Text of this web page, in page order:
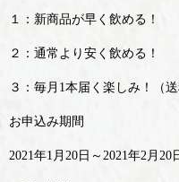
１：新商品が早く飲める！
２：通常より安く飲める！
３：毎月1本届く楽しみ！（送
お申込み期間
2021年1月20日～2021年2月20